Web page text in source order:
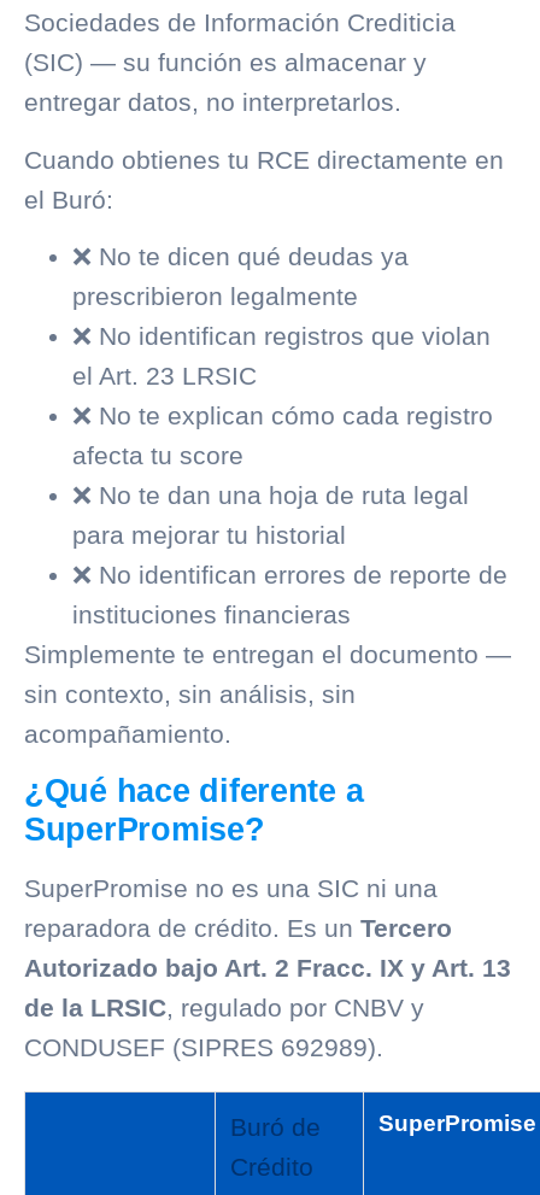
Sociedades de Información Crediticia
(SIC) — su función es almacenar y
entregar datos, no interpretarlos.
Cuando obtienes tu RCE directamente en
el Buró:
❌ No te dicen qué deudas ya
prescribieron legalmente
❌ No identifican registros que violan
el Art. 23 LRSIC
❌ No te explican cómo cada registro
afecta tu score
❌ No te dan una hoja de ruta legal
para mejorar tu historial
❌ No identifican errores de reporte de
instituciones financieras
Simplemente te entregan el documento —
sin contexto, sin análisis, sin
acompañamiento.
¿Qué hace diferente a
SuperPromise?
SuperPromise no es una SIC ni una
reparadora de crédito. Es un Tercero
Autorizado bajo Art. 2 Fracc. IX y Art. 13
de la LRSIC, regulado por CNBV y
CONDUSEF (SIPRES 692989).
Buró de
Crédito
SuperPromise